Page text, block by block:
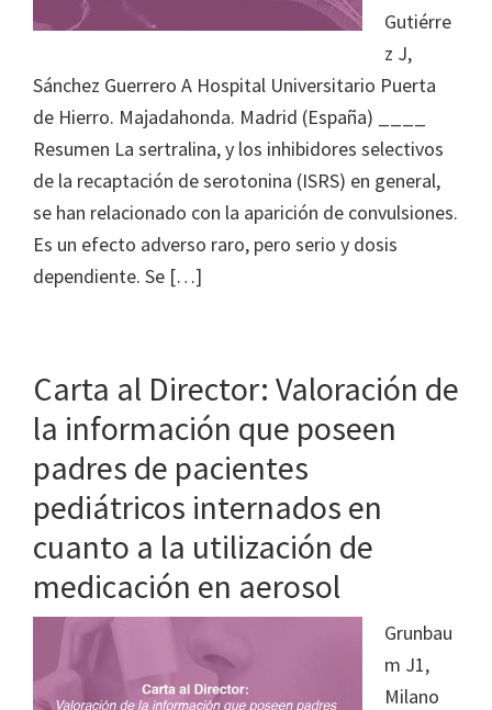
Gutiérre
z J,
Sánchez Guerrero A Hospital Universitario Puerta
de Hierro. Majadahonda. Madrid (España) ____
Resumen La sertralina, y los inhibidores selectivos
de la recaptación de serotonina (ISRS) en general,
se han relacionado con la aparición de convulsiones.
Es un efecto adverso raro, pero serio y dosis
dependiente. Se […]
Carta al Director: Valoración de
la información que poseen
padres de pacientes
pediátricos internados en
cuanto a la utilización de
medicación en aerosol
Grunbau
m J1,
Milano